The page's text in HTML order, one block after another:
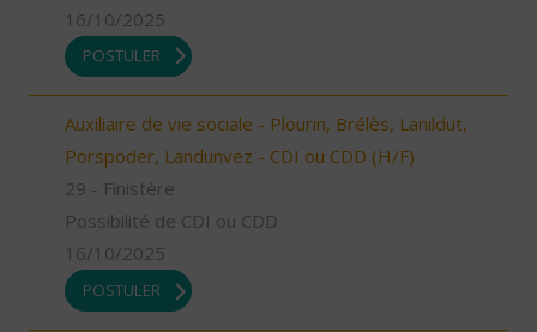
16/10/2025
POSTULER
Auxiliaire de vie sociale - Plourin, Brélès, Lanildut,
Porspoder, Landunvez - CDI ou CDD (H/F)
29 - Finistère
Possibilité de CDI ou CDD
16/10/2025
POSTULER